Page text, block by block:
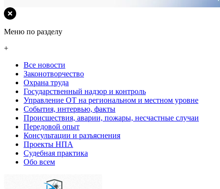
Меню по разделу
+
Все новости
Законотворчество
Охрана труда
Государственный надзор и контроль
Управление ОТ на региональном и местном уровне
События, интервью, факты
Происшествия, аварии, пожары, несчастные случаи
Передовой опыт
Консультации и разъяснения
Проекты НПА
Судебная практика
Обо всем